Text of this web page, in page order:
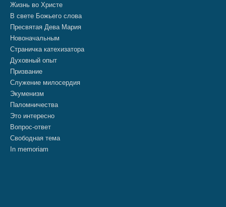
Жизнь во Христе
В свете Божьего слова
Пресвятая Дева Мария
Новоначальным
Страничка катехизатора
Духовный опыт
Призвание
Служение милосердия
Экуменизм
Паломничества
Это интересно
Вопрос-ответ
Свободная тема
In memoriam